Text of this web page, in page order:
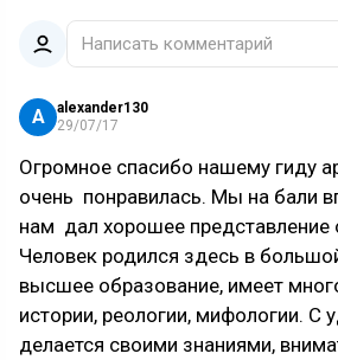
Написать комментарий
A
alexander130
29/07/17
Огромное спасибо нашему гиду
очень понравилась. Мы на бали
нам дал хорошее представление
Человек родился здесь в
высшее образование, имеет
истории, реологии, мифологии. С
делается своими знаниями,